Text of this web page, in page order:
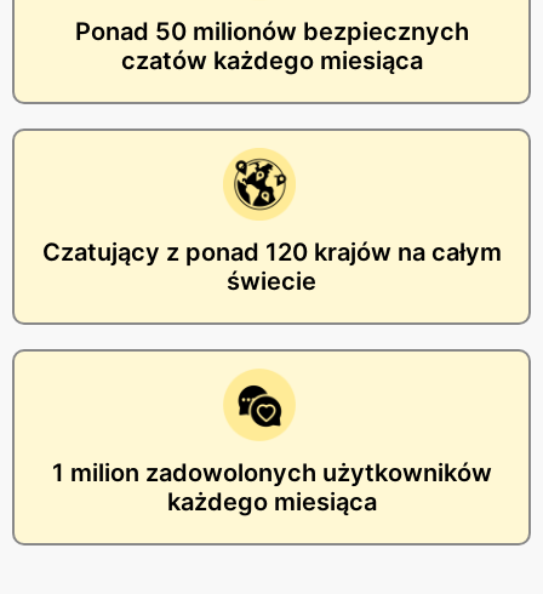
Ponad 50 milionów bezpiecznych
czatów każdego miesiąca
Czatujący z ponad 120 krajów na całym
świecie
1 milion zadowolonych użytkowników
każdego miesiąca